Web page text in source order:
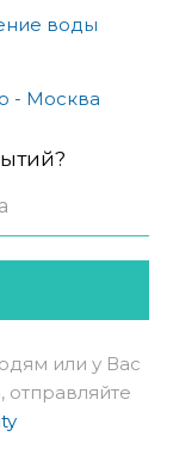
воды
- Москва
или у Вас
отправляйте